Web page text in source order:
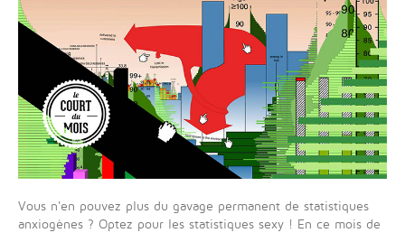
Vous n'en pouvez plus du gavage permanent de statistiques
anxiogènes ? Optez pour les statistiques sexy ! En ce mois de